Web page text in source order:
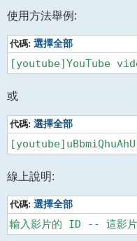
使用方法舉例:
代碼: 選擇全部
或
代碼: 選擇全部
線上說明:
代碼: 選擇全部